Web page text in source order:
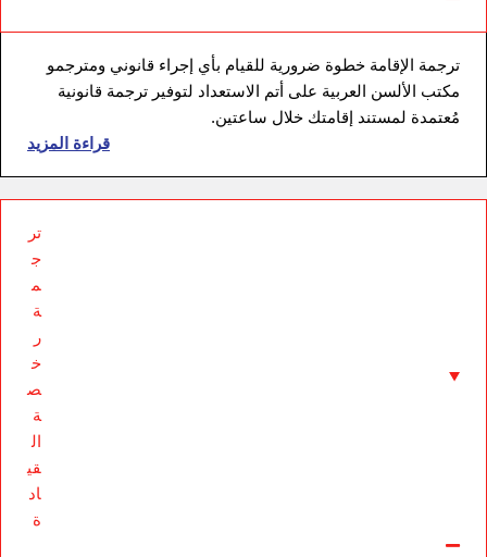
ترجمة الإقامة خطوة ضرورية للقيام بأي إجراء قانوني ومترجمو
مكتب الألسن العربية على أتم الاستعداد لتوفير ترجمة قانونية
مُعتمدة لمستند إقامتك خلال ساعتين.
قراءة المزيد
تر
ج
م
ة
ر
خ
ص
ة
ال
قي
اد
ة